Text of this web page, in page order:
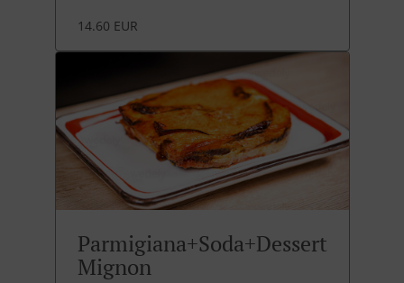
14.60 EUR
Parmigiana+Soda+Dessert
Mignon